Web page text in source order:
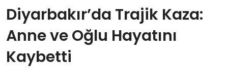
Diyarbakır’da Trajik Kaza:
Anne ve Oğlu Hayatını
Kaybetti